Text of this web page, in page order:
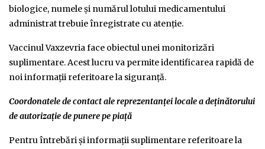
biologice, numele și numărul lotului medicamentului
administrat trebuie înregistrate cu atenție.
Vaccinul Vaxzevria face obiectul unei monitorizări
suplimentare. Acest lucru va permite identificarea rapidă de
noi informații referitoare la siguranță.
Coordonatele de contact ale reprezentanței locale a deținătorului
de autorizație de punere pe piață
Pentru întrebări și informații suplimentare referitoare la